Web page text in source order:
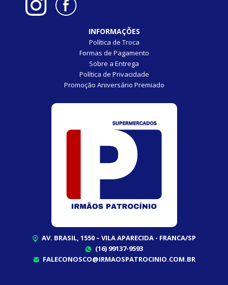
INFORMAÇÕES
Política de Troca
Formas de Pagamento
Sobre a Entrega
Política de Privacidade
Promoção Aniversário Premiado
AV. BRASIL, 1550 – VILA APARECIDA - FRANCA/SP
(16) 99137-9593
FALECONOSCO@IRMAOSPATROCINIO.COM.BR